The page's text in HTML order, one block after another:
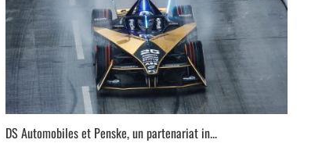
DS Automobiles et Penske, un partenariat in...